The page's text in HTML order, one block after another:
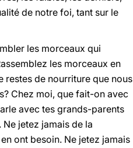
de notre foi, tant sur le
les morceaux qui
les morceaux en
restes de nourriture que nous
Chez moi, que fait-on avec
avec tes grands-parents
jetez jamais de la
ont besoin. Ne jetez jamais